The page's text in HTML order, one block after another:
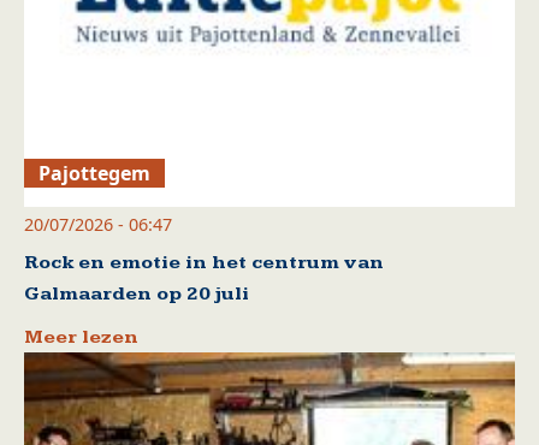
Pajottegem
20/07/2026 - 06:47
Rock en emotie in het centrum van
Galmaarden op 20 juli
Meer lezen